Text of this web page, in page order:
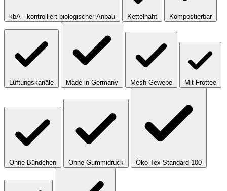
kbA - kontrolliert biologischer Anbau Kettelnaht Kompostierbar
Lüftungskanäle Made in Germany Mesh Gewebe Mit Frottee
Ohne Bündchen Ohne Gummidruck Öko Tex Standard 100